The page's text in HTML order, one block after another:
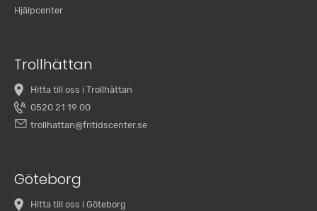
Hjälpcenter
Trollhättan
Hitta till oss i Trollhättan
0520 21 19 00
trollhattan@fritidscenter.se
Göteborg
Hitta till oss i Göteborg